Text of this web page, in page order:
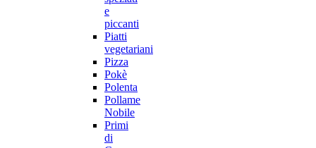
e
piccanti
Piatti
vegetariani
Pizza
Pokè
Polenta
Pollame
Nobile
Primi
di